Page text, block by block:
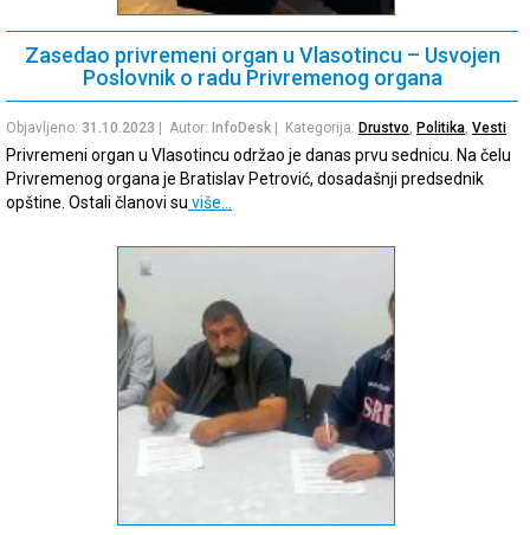
Zasedao privremeni organ u Vlasotincu – Usvojen
Poslovnik o radu Privremenog organa
Objavljeno: 31.10.2023 | Autor: InfoDesk | Kategorija: Drustvo, Politika, Vesti
Privremeni organ u Vlasotincu održao je danas prvu sednicu. Na čelu
Privremenog organa je Bratislav Petrović, dosadašnji predsednik
opštine. Ostali članovi su više…